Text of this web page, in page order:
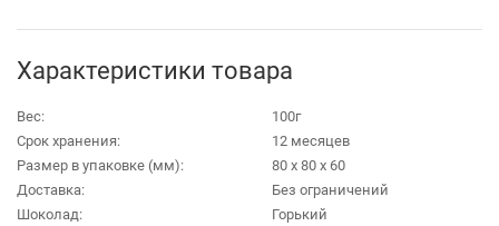
Характеристики товара
Вес:
100г
Срок хранения:
12 месяцев
Размер в упаковке (мм):
80 х 80 х 60
Доставка:
Без ограничений
Шоколад:
Горький